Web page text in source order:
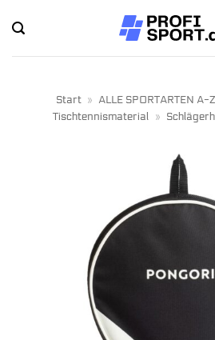
Inhalt
springen
Start » ALLE SPORTARTEN A-Z
Tischtennismaterial »